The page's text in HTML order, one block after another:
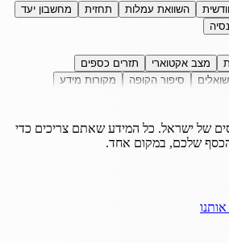
השוואת עמלות תחזית
מחשבון יעד
מצב אקטוארי
תזרים כספים
סיפור הקופה מקורות מידע
של ישראל. כל המידע שאתם צריכים כדי
שלכם, במקום אחד.
אותנו